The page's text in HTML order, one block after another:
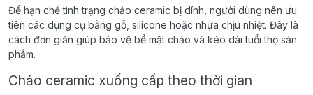
Để hạn chế tình trạng chảo ceramic bị dính, người dùng nên ưu
tiên các dụng cụ bằng gỗ, silicone hoặc nhựa chịu nhiệt. Đây là
cách đơn giản giúp bảo vệ bề mặt chảo và kéo dài tuổi thọ sản
phẩm.
Chảo ceramic xuống cấp theo thời gian